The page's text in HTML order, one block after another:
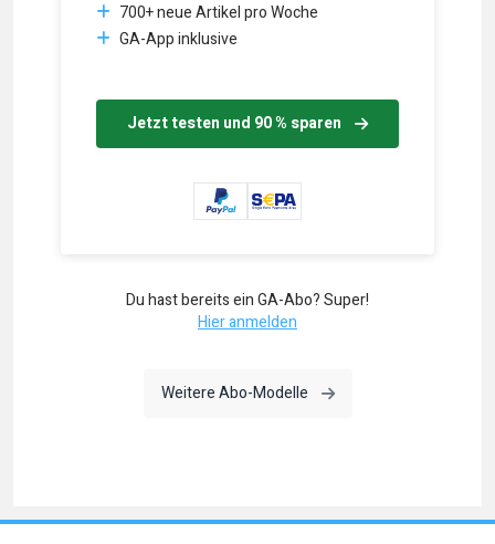
700+ neue Artikel pro Woche
GA-App inklusive
Jetzt testen und 90 % sparen
Du hast bereits ein GA-Abo? Super!
Hier anmelden
Weitere Abo-Modelle